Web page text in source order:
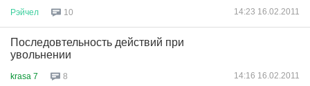
Рэйчел 10 14:23 16.02.2011
Последовтельность действий при
увольнении
krasa 7 8 14:16 16.02.2011